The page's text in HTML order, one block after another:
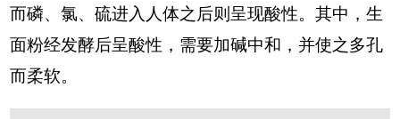
而磷、氯、硫进入人体之后则呈现酸性。其中，生
面粉经发酵后呈酸性，需要加碱中和，并使之多孔
而柔软。